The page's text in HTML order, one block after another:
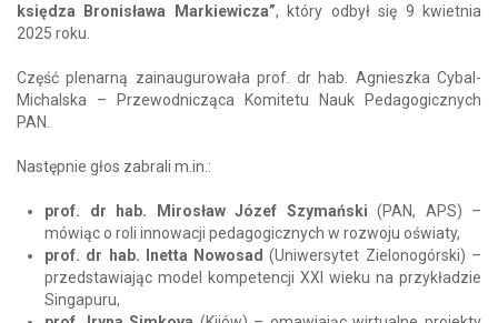
księdza Bronisława Markiewicza”, który odbył się 9 kwietnia
2025 roku.
Część plenarną zainaugurowała prof. dr hab. Agnieszka Cybal-
Michalska – Przewodnicząca Komitetu Nauk Pedagogicznych
PAN.
Następnie głos zabrali m.in.:
prof. dr hab. Mirosław Józef Szymański (PAN, APS) –
mówiąc o roli innowacji pedagogicznych w rozwoju oświaty,
prof. dr hab. Inetta Nowosad (Uniwersytet Zielonogórski) –
przedstawiając model kompetencji XXI wieku na przykładzie
Singapuru,